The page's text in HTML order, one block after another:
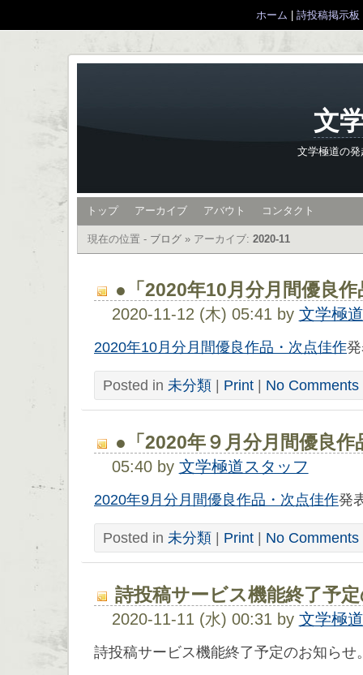
ホーム 詩投稿掲示板
文
文学極道の
トップ アーカイブ アバウト コンタクト
現在の位置 - ブログ » アーカイブ: 2020-11
●「2020年10月分月間優良
2020-11-12 (木) 05:41 by 文学極
2020年10月分月間優良作品・次点佳作
Posted in 未分類 Print No Comments
●「2020年９月分月間優良作
05:40 by 文学極道スタッフ
2020年9月分月間優良作品・次点佳作発
Posted in 未分類 Print No Comments
詩投稿サービス機能終了予
2020-11-11 (水) 00:31 by 文学極
詩投稿サービス機能終了予定のお知らせ